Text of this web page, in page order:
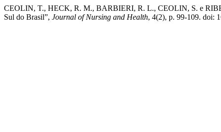
CEOLIN, T., HECK, R. M., BARBIERI, R. L., CEOLIN, S. e
Sul do Brasil”, Journal of Nursing and Health, 4(2), p. 99-109. doi: